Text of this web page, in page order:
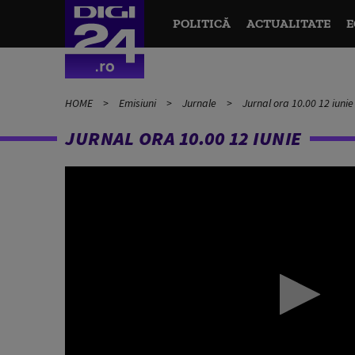
POLITICĂ ACTUALITATE
HOME Emisiuni Jurnale Jurnal ora 10.00 12 iunie
JURNAL ORA 10.00 12 IUNIE